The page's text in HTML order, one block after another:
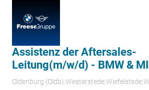
Assistenz der Aftersales-
Leitung(m/w/d) - BMW &
Oldenburg